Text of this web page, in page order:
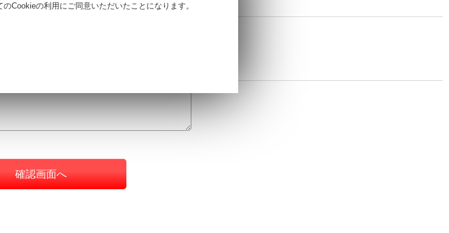
確認画面へ
Cookieの利用にご同意いただいたことになります。